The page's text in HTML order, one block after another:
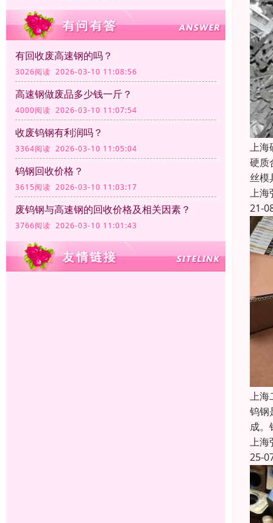
有回收废高速钢的吗？
3026阅读 2026-03-10 11:08:56
高速钢做废品多少钱一斤？
4000阅读 2026-03-10 11:07:54
收废钨钢有利润吗？
3364阅读 2026-03-10 11:05:04
钨钢回收价格？
3615阅读 2026-03-10 11:03:17
废钨钢与高速钢的回收价格及相关因素？
3766阅读 2026-03-10 11:01:43
上海
硬质
丝模
上海
21-
上海
钨钢
成。
上海
25-